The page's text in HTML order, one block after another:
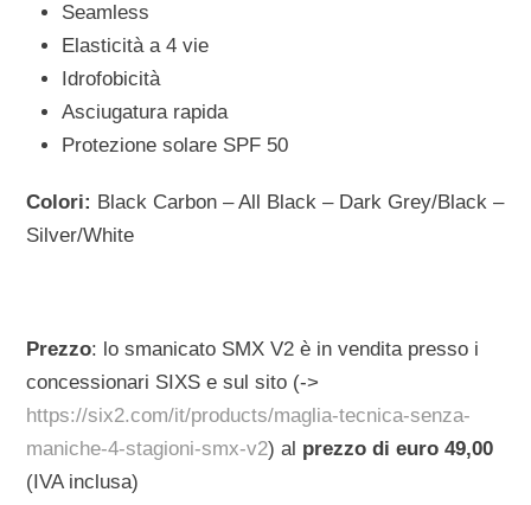
Seamless
Elasticità a 4 vie
Idrofobicità
Asciugatura rapida
Protezione solare SPF 50
Colori: Black Carbon – All Black – Dark Grey/Black –
Silver/White
Prezzo: lo smanicato SMX V2 è in vendita presso i
concessionari SIXS e sul sito (->
https://six2.com/it/products/maglia-tecnica-senza-
maniche-4-stagioni-smx-v2) al prezzo di euro 49,00
(IVA inclusa)